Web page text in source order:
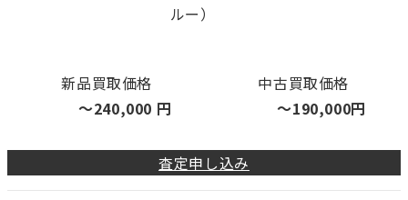
ルー）
新品買取価格
〜240,000 円
中古買取価格
〜190,000円
査定申し込み